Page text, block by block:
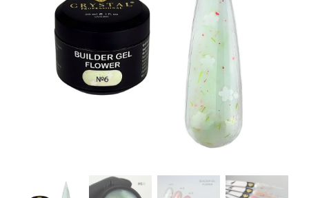
Kontakt
Kundenbewertungen